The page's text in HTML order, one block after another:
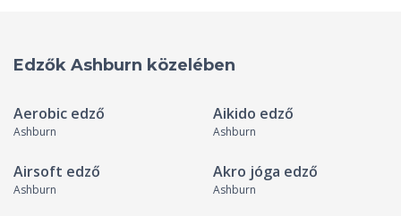
Edzők Ashburn közelében
Aerobic edző
Ashburn
Aikido edző
Ashburn
Airsoft edző
Ashburn
Akro jóga edző
Ashburn